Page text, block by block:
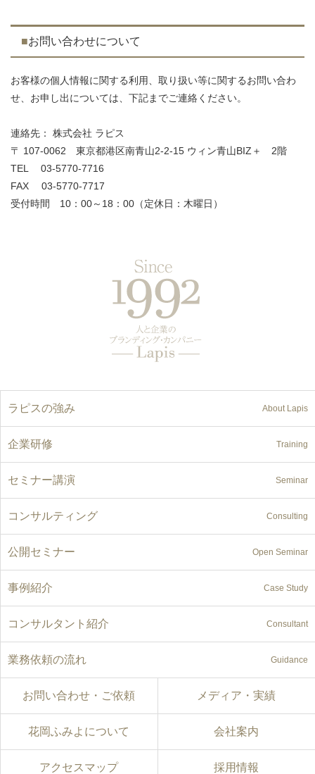
お問い合わせについて
お客様の個人情報に関する利用、取り扱い等に関するお問い合わ
せ、お申し出については、下記までご連絡ください。
連絡先： 株式会社 ラピス
〒 107-0062 東京都港区南青山2-2-15 ウィン青山BIZ＋ 2階
TEL 03-5770-7716
FAX 03-5770-7717
受付時間 10：00～18：00（定休日：木曜日）
ラピスの強み About Lapis
企業研修 Training
セミナー講演 Seminar
コンサルティング Consulting
公開セミナー Open Seminar
事例紹介 Case Study
コンサルタント紹介 Consultant
業務依頼の流れ Guidance
お問い合わせ・ご依頼 メディア・実績
花岡ふみよについて 会社案内
アクセスマップ 採用情報